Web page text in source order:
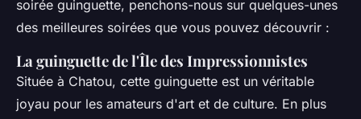
soirée guinguette, penchons-nous sur quelques-unes
des meilleures soirées que vous pouvez découvrir :
La guinguette de l'Île des Impressionnistes
Située à Chatou, cette guinguette est un véritable
joyau pour les amateurs d'art et de culture. En plus